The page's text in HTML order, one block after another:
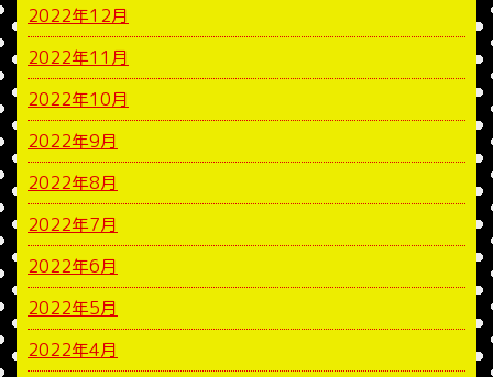
2022年12月
2022年11月
2022年10月
2022年9月
2022年8月
2022年7月
2022年6月
2022年5月
2022年4月